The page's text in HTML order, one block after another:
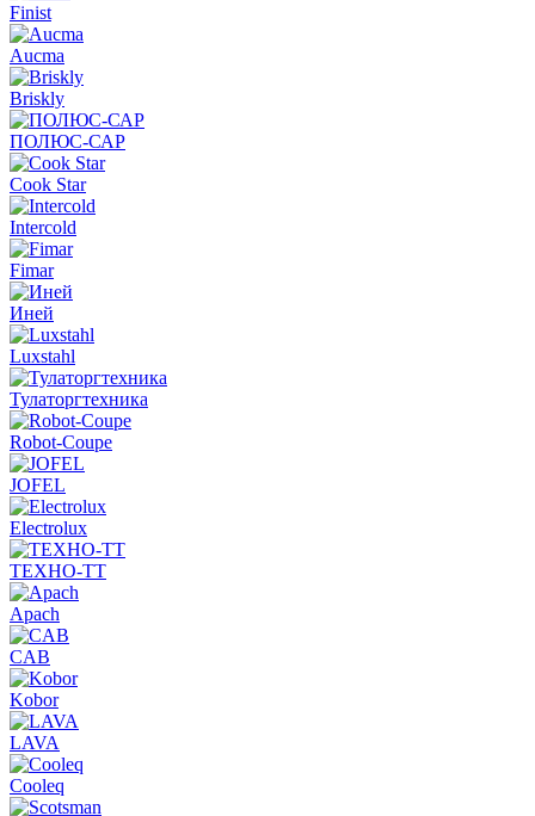
Finist
Aucma
Briskly
ПОЛЮС-САР
Cook Star
Intercold
Fimar
Иней
Luxstahl
Тулаторгтехника
Robot-Coupe
JOFEL
Electrolux
ТЕХНО-ТТ
Apach
CAB
Kobor
LAVA
Cooleq